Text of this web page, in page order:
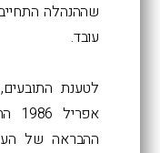
שההנהלה
עובד.
לטענת
ההבראה של